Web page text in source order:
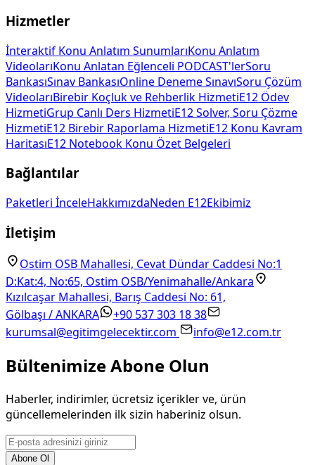
Hizmetler
İnteraktif Konu Anlatım SunumlarıKonu Anlatım
VideolarıKonu Anlatan Eğlenceli PODCAST'lerSoru
BankasıSınav BankasıOnline Deneme SınavıSoru Çözüm
VideolarıBirebir Koçluk ve Rehberlik HizmetiE12 Ödev
HizmetiGrup Canlı Ders HizmetiE12 Solver, Soru Çözme
HizmetiE12 Birebir Raporlama HizmetiE12 Konu Kavram
HaritasıE12 Notebook Konu Özet Belgeleri
Bağlantılar
Paketleri İnceleHakkımızdaNeden E12Ekibimiz
İletişim
Ostim OSB Mahallesi, Cevat Dündar Caddesi No:1
D:Kat:4, No:65, Ostim OSB/Yenimahalle/Ankara
Kızılcaşar Mahallesi, Barış Caddesi No: 61,
Gölbaşı / ANKARA
+90 537 303 18 38
kurumsal@egitimgelecektir.com
info@e12.com.tr
Bültenimize Abone Olun
Haberler, indirimler, ücretsiz içerikler ve, ürün
güncellemelerinden ilk sizin haberiniz olsun.
Abone Ol